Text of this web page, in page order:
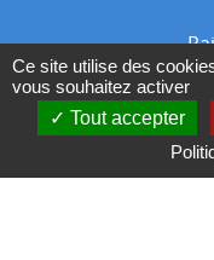
Ce site utilise des
vous souhaitez activer
Tout accepter